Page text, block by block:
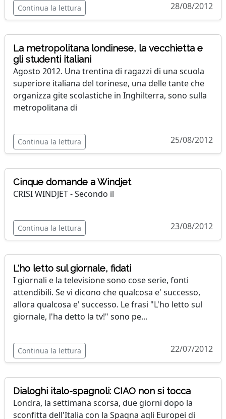
Continua la lettura 28/08/2012
La metropolitana londinese, la vecchietta e
gli studenti italiani
Agosto 2012. Una trentina di ragazzi di una scuola
superiore italiana del torinese, una delle tante che
organizza gite scolastiche in Inghilterra, sono sulla
metropolitana di
Continua la lettura 25/08/2012
Cinque domande a Windjet
CRISI WINDJET - Secondo il
Continua la lettura 23/08/2012
L'ho letto sul giornale, fidati
I giornali e la televisione sono cose serie, fonti
attendibili. Se vi dicono che qualcosa e' successo,
allora qualcosa e' successo. Le frasi "L'ho letto sul
giornale, l'ha detto la tv!" sono pe...
Continua la lettura 22/07/2012
Dialoghi italo-spagnoli: CIAO non si tocca
Londra, la settimana scorsa, due giorni dopo la
sconfitta dell'Italia con la Spagna agli Europei di